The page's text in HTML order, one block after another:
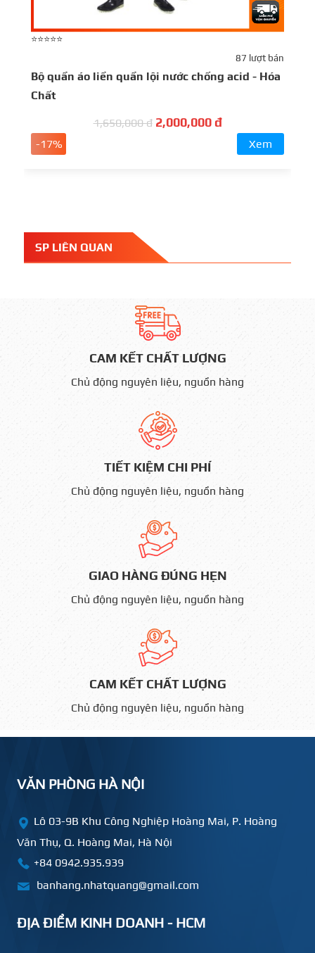
⭐⭐⭐⭐⭐
87 lượt bán
Bộ quần áo liền quần lội nước chống acid - Hóa
Chất
1,650,000 đ 2,000,000 đ
-17% Xem
SP LIÊN QUAN
CAM KẾT CHẤT LƯỢNG
Chủ động nguyên liệu, nguồn hàng
TIẾT KIỆM CHI PHÍ
Chủ động nguyên liệu, nguồn hàng
GIAO HÀNG ĐÚNG HẸN
Chủ động nguyên liệu, nguồn hàng
CAM KẾT CHẤT LƯỢNG
Chủ động nguyên liệu, nguồn hàng
VĂN PHÒNG HÀ NỘI
Lô 03-9B Khu Công Nghiệp Hoàng Mai, P. Hoàng
Văn Thụ, Q. Hoàng Mai, Hà Nội
+84 0942.935.939
banhang.nhatquang@gmail.com
ĐỊA ĐIỂM KINH DOANH - HCM